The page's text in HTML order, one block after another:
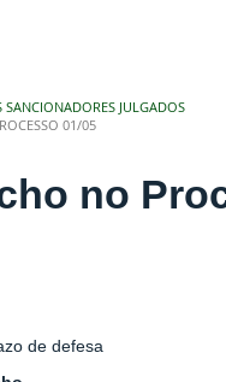
SANCIONADORES JULGADOS
01/05
no
de defesa